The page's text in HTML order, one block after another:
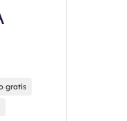
gratis